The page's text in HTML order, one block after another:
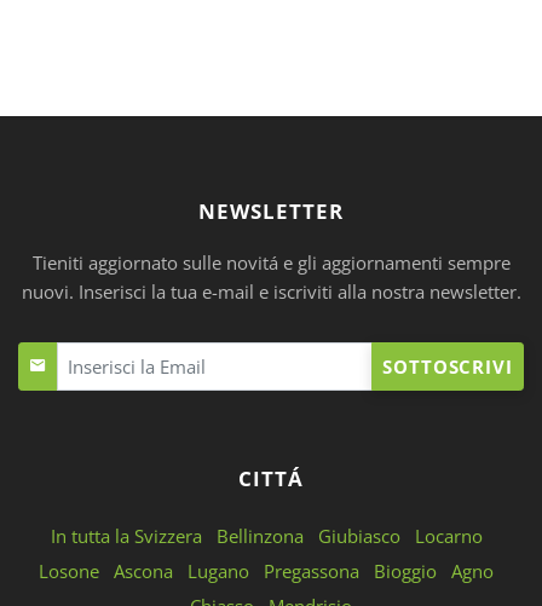
NEWSLETTER
Tieniti aggiornato sulle novitá e gli aggiornamenti sempre
nuovi. Inserisci la tua e-mail e iscriviti alla nostra newsletter.
SOTTOSCRIVI
CITTÁ
In tutta la Svizzera Bellinzona Giubiasco
Locarno
Losone Ascona Lugano Pregassona Bioggio Agno